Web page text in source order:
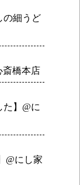
の細うど
斎橋本店
た】@に
@にし家